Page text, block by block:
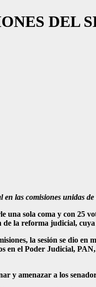
DEL
las comisiones unidas
sola coma y con 25
la reforma judicial,
la sesión se dio
en el Poder Judicial,
y amenazar a los